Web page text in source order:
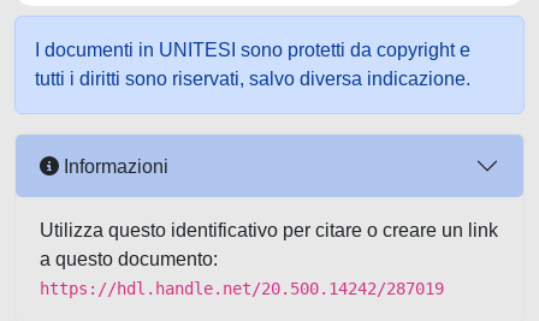
I documenti in UNITESI sono protetti da copyright e
tutti i diritti sono riservati, salvo diversa indicazione.
Informazioni
Utilizza questo identificativo per citare o creare un link
a questo documento:
https://hdl.handle.net/20.500.14242/287019